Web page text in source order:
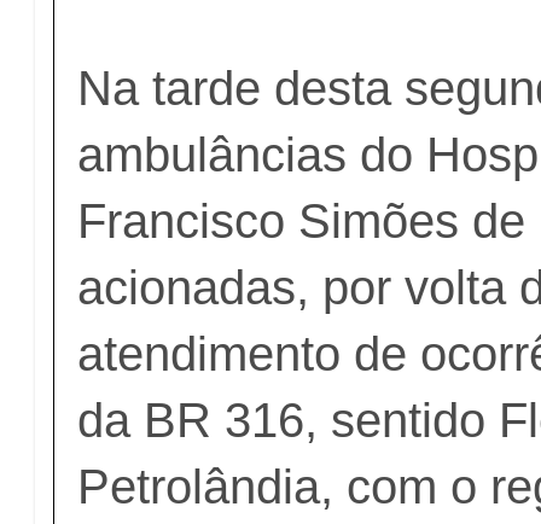
Na tarde desta
ambulâncias do
Francisco Simões
acionadas, por volta
atendimento de
da BR 316, sentido
Petrolândia, com o